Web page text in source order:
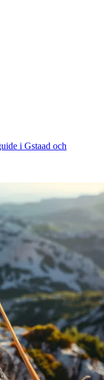
i Gstaad och